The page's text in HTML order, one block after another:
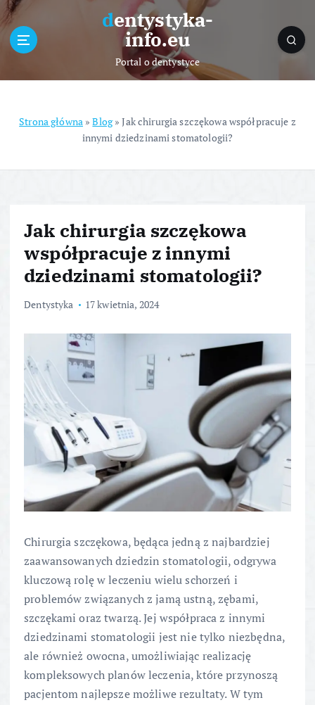
e
dentystyka-
info.eu
Portal o dentystyce
Strona główna »Blog»Jak chirurgia szczękowa współpracuje z
innymi dziedzinami stomatologii?
Jak chirurgia szczękowa
współpracuje z innymi
dziedzinami stomatologii?
Dentystyka 17 kwietnia, 2024
Chirurgia szczękowa, będąca jedną z najbardziej
zaawansowanych dziedzin stomatologii, odgrywa
kluczową rolę w leczeniu wielu schorzeń i
problemów związanych z jamą ustną, zębami,
szczękami oraz twarzą. Jej współpraca z innymi
dziedzinami stomatologii jest nie tylko niezbędna,
ale również owocna, umożliwiając realizację
kompleksowych planów leczenia, które przynoszą
pacjentom najlepsze możliwe rezultaty. W tym